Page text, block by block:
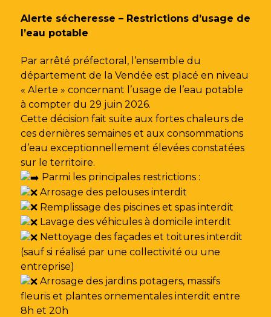
Alerte sécheresse – Restrictions d’usage de
l’eau potable
Par arrêté préfectoral, l’ensemble du
département de la Vendée est placé en niveau
« Alerte » concernant l’usage de l’eau potable
à compter du 29 juin 2026.
Cette décision fait suite aux fortes chaleurs de
ces dernières semaines et aux consommations
d’eau exceptionnellement élevées constatées
sur le territoire.
Parmi les principales restrictions :
Arrosage des pelouses interdit
Remplissage des piscines et spas interdit
Lavage des véhicules à domicile interdit
Nettoyage des façades et toitures interdit
(sauf si réalisé par une collectivité ou une
entreprise)
Arrosage des jardins potagers, massifs
fleuris et plantes ornementales interdit entre
8h et 20h